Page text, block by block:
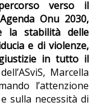
verso il
Onu 2030,
la stabilità delle
e di violenze,
in tutto il
Marcella
l’attenzione
sulla necessità di